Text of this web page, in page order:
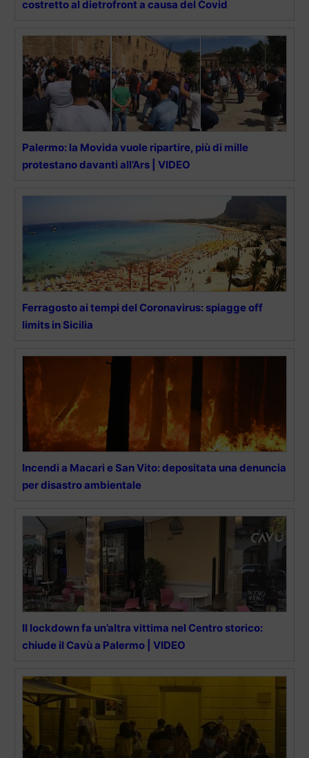
costretto al dietrofront a causa del Covid
Palermo: la Movida vuole ripartire, più di mille
protestano davanti all’Ars | VIDEO
Ferragosto ai tempi del Coronavirus: spiagge off
limits in Sicilia
Incendi a Macari e San Vito: depositata una denuncia
per disastro ambientale
Il lockdown fa un’altra vittima nel Centro storico:
chiude il Cavù a Palermo | VIDEO